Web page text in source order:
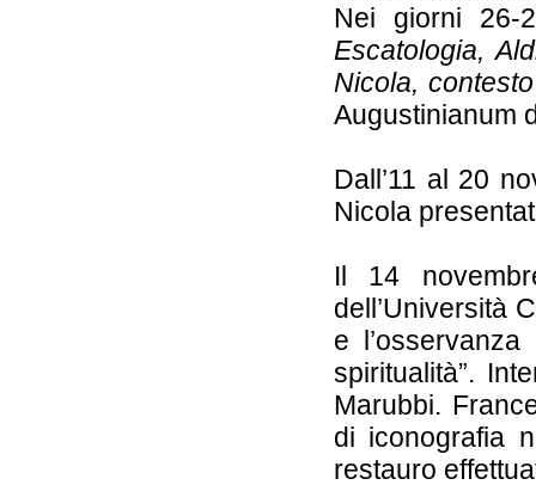
Nei giorni 26-
Escatologia,
Nicola,
Augustinianum
Dall’11 al 20
Nicola
Il 14
dell’Università
e
spiritualità”.
Marubbi.
di iconografia
restauro